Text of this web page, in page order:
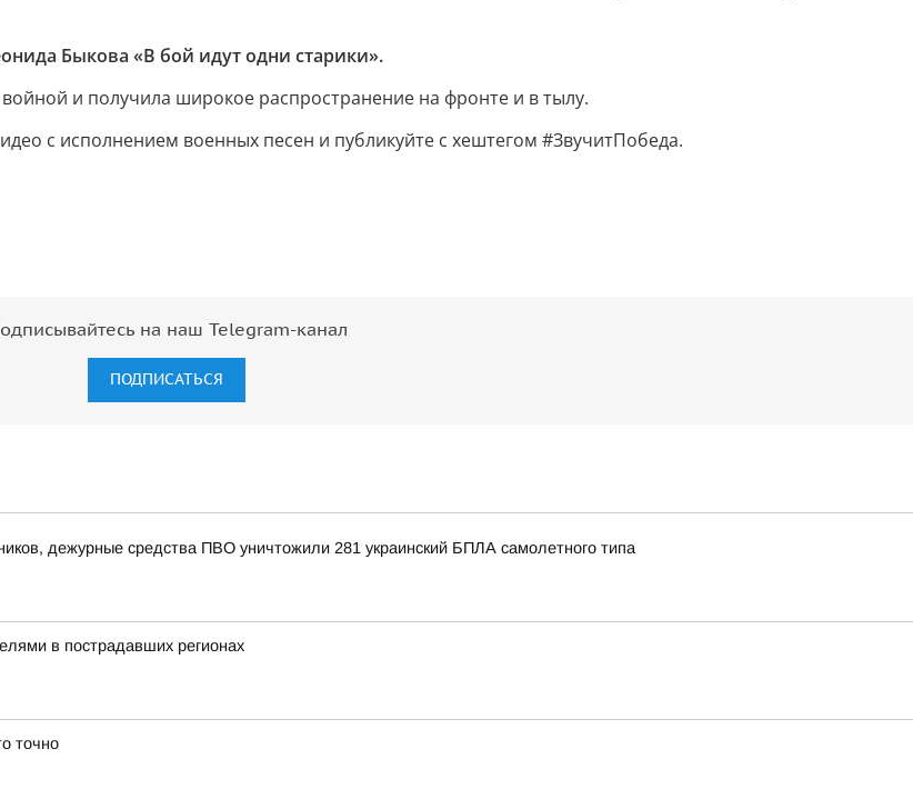
Быкова «В бой идут одни старики».
и получила широкое распространение на фронте и в тылу.
с исполнением военных песен и публикуйте с хештегом #ЗвучитПобеда.
на наш Telegram-канал
ПОДПИСАТЬСЯ
дежурные средства ПВО уничтожили 281 украинский БПЛА самолетного типа
в пострадавших регионах
точно